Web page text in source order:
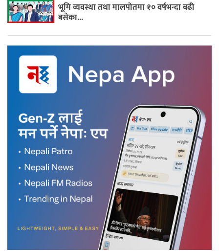
भूमि व्यवस्था तथा मालपोतमा १० वर्षभन्दा बढी
बसेका...